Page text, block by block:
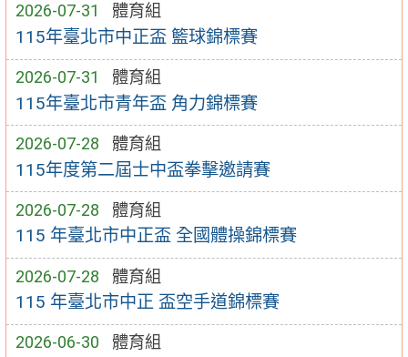
2026-07-31 體育組
115年臺北市中正盃 籃球錦標賽
2026-07-31 體育組
115年臺北市青年盃 角力錦標賽
2026-07-28 體育組
115年度第二屆士中盃拳擊邀請賽
2026-07-28 體育組
115 年臺北市中正盃 全國體操錦標賽
2026-07-28 體育組
115 年臺北市中正 盃空手道錦標賽
2026-06-30 體育組